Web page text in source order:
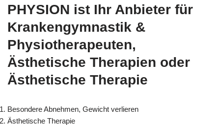
PHYSION ist Ihr Anbieter für
Krankengymnastik &
Physiotherapeuten,
Ästhetische Therapien oder
Ästhetische Therapie
Besondere Abnehmen, Gewicht verlieren
Ästhetische Therapie